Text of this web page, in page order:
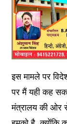
इस मामले पर
पर मैं यही कह
मंत्रालय की ओर